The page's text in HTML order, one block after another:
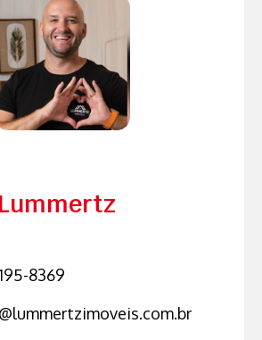
8369
@lummertzimoveis.com.br